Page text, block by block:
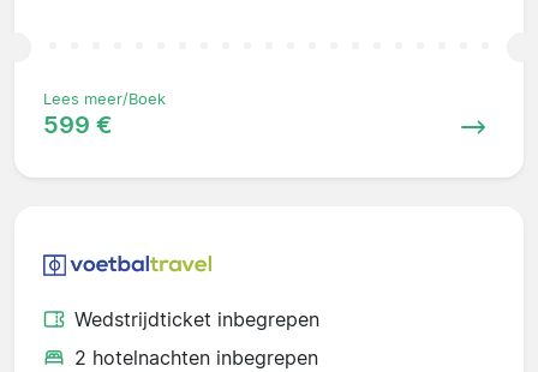
Lees meer/Boek
599 €
Wedstrijdticket inbegrepen
2 hotelnachten inbegrepen